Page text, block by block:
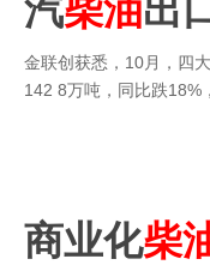
汽柴油出
金联创获悉，10月，四
142 8万吨，同比跌18%
商业化柴